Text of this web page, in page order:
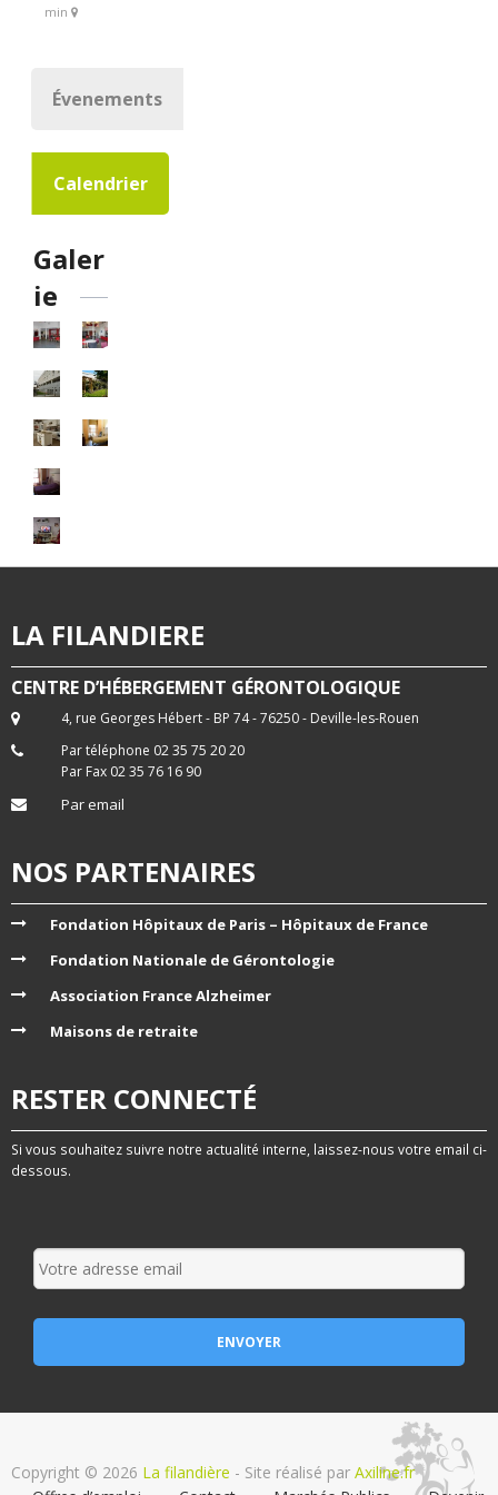
min
Évenements
Calendrier
Galer
ie
LA FILANDIERE
CENTRE D’HÉBERGEMENT GÉRONTOLOGIQUE
4, rue Georges Hébert - BP 74 - 76250 - Deville-les-Rouen
Par téléphone 02 35 75 20 20
Par Fax 02 35 76 16 90
Par email
NOS PARTENAIRES
Fondation Hôpitaux de Paris – Hôpitaux de France
Fondation Nationale de Gérontologie
Association France Alzheimer
Maisons de retraite
RESTER CONNECTÉ
Si vous souhaitez suivre notre actualité interne, laissez-nous votre email ci-
dessous.
Copyright © 2026 La filandière - Site réalisé par Axiline.fr